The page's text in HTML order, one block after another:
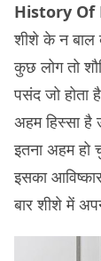
History Of
शीशे के न बाल
कुछ लोग तो
पसंद जो होता
अहम हिस्सा है
इतना अहम हो
इसका
बार शीशे में